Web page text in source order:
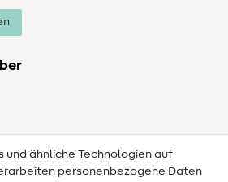
und ähnliche Technologien auf
personenbezogene Daten